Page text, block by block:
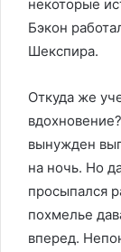
некоторые
Бэкон
Шекспира.
Откуда же
вынужден
на ночь. Но
просыпался
похмелье
вперед.